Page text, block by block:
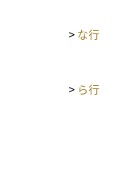
いった市場環境に
よるものか、資金
は、株式や債券、
なることもあります。 このように、金融政策の動向は資産運用
において非常に重
> な行
> ら行